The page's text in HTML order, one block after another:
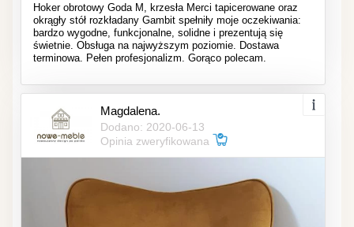
Hoker obrotowy Goda M, krzesła Merci tapicerowane oraz
okrągły stół rozkładany Gambit spełniły moje oczekiwania:
bardzo wygodne, funkcjonalne, solidne i prezentują się
świetnie. Obsługa na najwyższym poziomie. Dostawa
terminowa. Pełen profesjonalizm. Gorąco polecam.
Magdalena.
Dodano: 2020-06-13
Opinia zweryfikowana